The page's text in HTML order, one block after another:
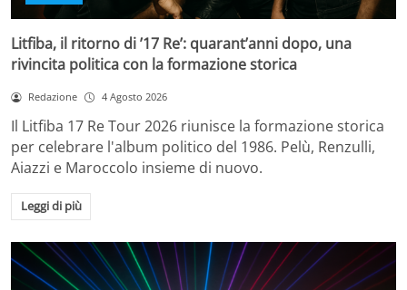
Litfiba, il ritorno di ’17 Re’: quarant’anni dopo, una
rivincita politica con la formazione storica
Redazione 4 Agosto 2026
Il Litfiba 17 Re Tour 2026 riunisce la formazione storica
per celebrare l'album politico del 1986. Pelù, Renzulli,
Aiazzi e Maroccolo insieme di nuovo.
Leggi di più